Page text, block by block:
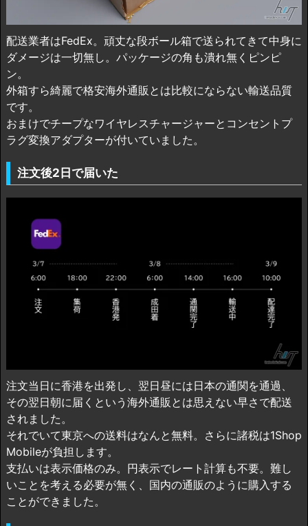
配送業者はFedEx。頑丈な段ボール箱で送られてきて中身に
ダメージは一切無し。パッケージの角も潰れ無くピンピ
ン。
外箱すら綺麗で格安海外通販とは比較にならない輸送品質
です。
おまけでチープなワイヤレスチャージャーとコンセントプ
ラグ変換アダプターが付いていました。
注文後2日で届いた
注文当日に香港を出発し、翌日昼には日本の通関を通過、
その翌日朝に届くという海外通販とは思えない早さで配送
されました。
それでいて東京への送料はなんと無料。さらに諸税は1Shop
Mobileが負担します。
支払いは表示価格のみ。円表示でレート計算も不要。難し
いことを考える必要が無く、国内の通販のように購入する
ことができました。